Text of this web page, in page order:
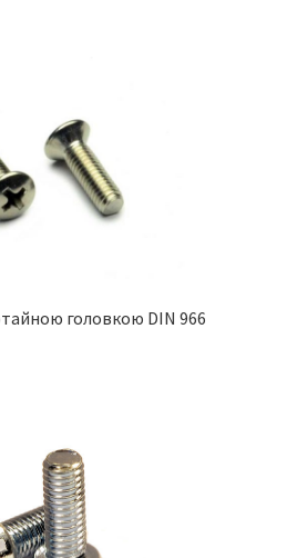
головкою DIN 966